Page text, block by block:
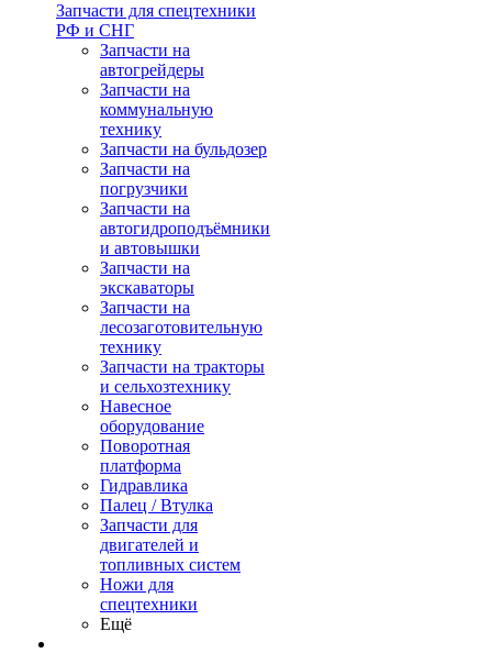
Запчасти для спецтехники
РФ и СНГ
Запчасти на
автогрейдеры
Запчасти на
коммунальную
технику
Запчасти на бульдозер
Запчасти на
погрузчики
Запчасти на
автогидроподъёмники
и автовышки
Запчасти на
экскаваторы
Запчасти на
лесозаготовительную
технику
Запчасти на тракторы
и сельхозтехнику
Навесное
оборудование
Поворотная
платформа
Гидравлика
Палец / Втулка
Запчасти для
двигателей и
топливных систем
Ножи для
спецтехники
Ещё